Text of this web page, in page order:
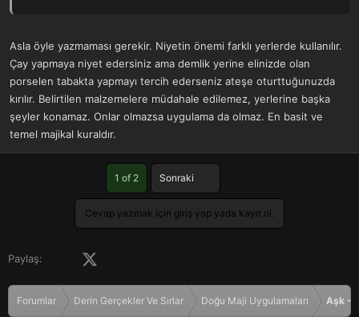
Asla öyle yazmaması gerekir. Niyetin önemi farklı yerlerde kullanılır.
Çay yapmaya niyet edersiniz ama demlik yerine elinizde olan
porselen tabakta yapmayı tercih ederseniz ateşe oturttuğunuzda
kırılır. Belirtilen malzemelere müdahale edilemez, yerlerine başka
şeyler konamaz. Onlar olmazsa uygulama da olmaz. En basit ve
temel majikal kuraldır.
1 of 2 Sonraki
Cevap yazmak için giriş yap yada kayıt ol.
Paylaş: Facebook
Forumlar Derin Gerçekler Ve Sırlar Doğu Maji Uygulamaları Aşk -